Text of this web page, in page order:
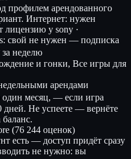
профилем арендованного
Интернет: нужен
лицензию у sony ·
свой не нужен — подписка
за неделю
и гонки, Все игры для
арендами
месяц, — если игра
дней. Не успеете — вернёте
(76 244 оценок)
есть — доступ придёт сразу
не нужно: вы